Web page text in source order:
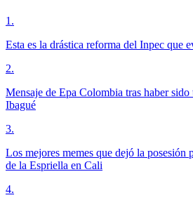
1 .
Esta es la drástica reforma del Inpec que
2.
Mensaje de Epa Colombia tras haber sido
Ibagué
3.
Los mejores memes que dejó la posesión
de la Espriella en Cali
4.